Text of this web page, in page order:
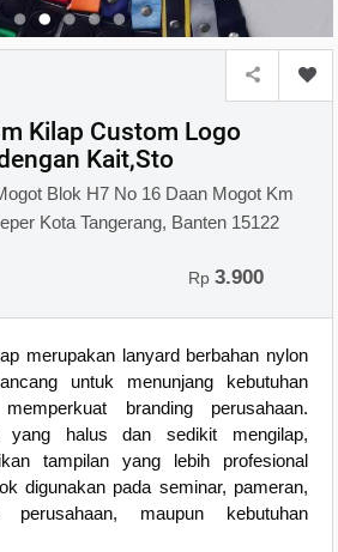
Kilap Custom Logo
Kait,Sto
Blok H7 No 16 Daan Mogot Km
Kota Tangerang, Banten 15122
Rp3.900
merupakan lanyard berbahan nylon
untuk menunjang kebutuhan
branding perusahaan.
yang halus dan sedikit mengilap,
tampilan yang lebih profesional
digunakan pada seminar, pameran,
perusahaan, maupun kebutuhan